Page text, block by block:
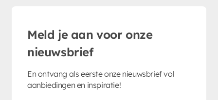
Meld je aan voor onze
nieuwsbrief
En ontvang als eerste onze nieuwsbrief vol
aanbiedingen en inspiratie!